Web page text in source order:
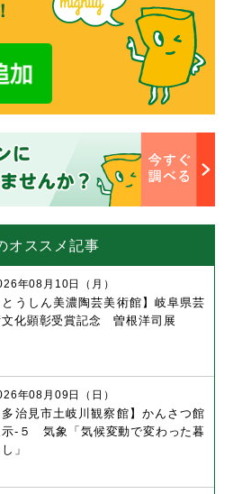
オススメ記事
とうしん美濃陶芸美術館】岐阜県芸
文化顕彰受賞記念 曽根洋司展
年08月10日（月）
多治見市土岐川観察館】かんさつ館
示-５ 気象「気候変動で変わった暮
」
年08月09日（日）